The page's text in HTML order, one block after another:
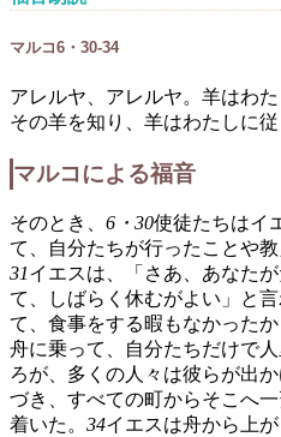
マルコ6・30-34
アレルヤ、アレルヤ。羊はわ
その羊を知り、羊はわたしに
マルコによる福音
そのとき、 6・30使徒たちはイ
て、自分たちが行ったことや
31イエスは、「さあ、あなた
て、しばらく休むがよい」と
て、食事をする暇もなかったか
舟に乗って、自分たちだけで人
ろが、多くの人々は彼らが出
づき、すべての町からそこへ
着いた。 34イエスは舟から上